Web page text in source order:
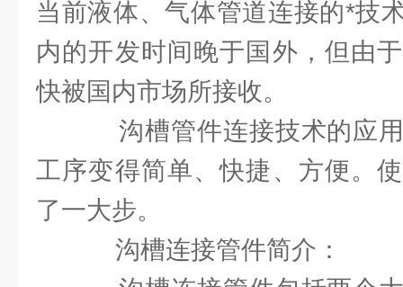
当前液体、气体管道连接的*技
内的开发时间晚于国外，但由
快被国内市场所接收。
沟槽管件连接技术的应
工序变得简单、快捷、方便。
了一大步。
沟槽连接管件简介：